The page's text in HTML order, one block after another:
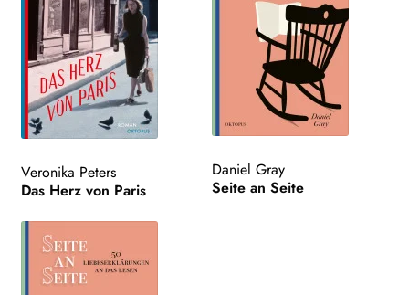
Veronika Peters
Das Herz von Paris
Daniel Gray
Seite an Seite